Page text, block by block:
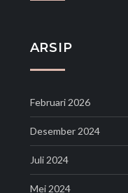
ARSIP
Februari 2026
Desember 2024
Juli 2024
Mei 2024